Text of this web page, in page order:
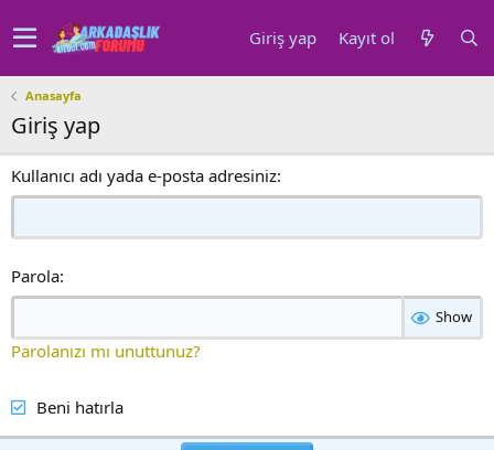
Giriş yap Kayıt ol
Anasayfa
Giriş yap
Kullanıcı adı yada e-posta adresiniz
Parola
Show
Parolanızı mı unuttunuz?
Beni hatırla